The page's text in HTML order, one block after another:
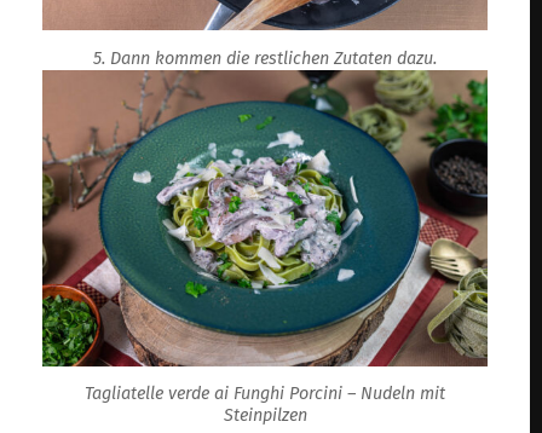
5. Dann kommen die restlichen Zutaten dazu.
Tagliatelle verde ai Funghi Porcini – Nudeln mit
Steinpilzen